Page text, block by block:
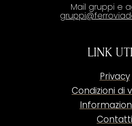
Mail gruppi e
LINK
Privacy
Condizioni di
Contatti